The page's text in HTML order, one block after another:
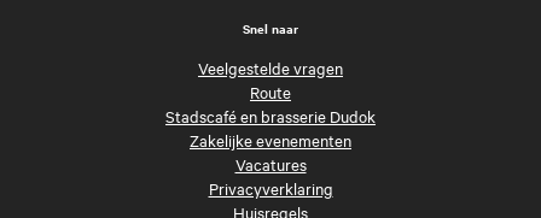
Snel naar
Veelgestelde vragen
Route
Stadscafé en brasserie Dudok
Zakelijke evenementen
Vacatures
Privacyverklaring
Huisregels